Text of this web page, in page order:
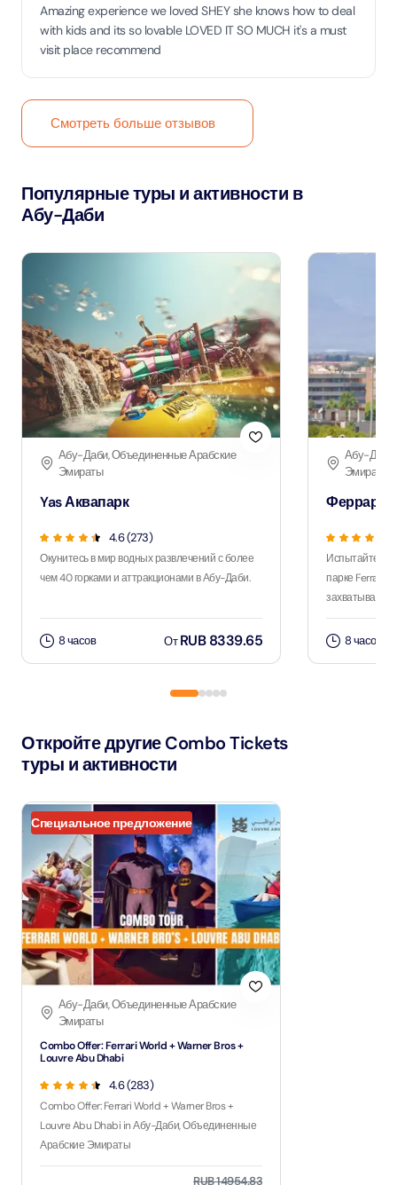
Amazing experience we loved SHEY she knows how to deal
with kids and its so lovable LOVED IT SO MUCH it's a must
visit place recommend
Смотреть больше отзывов
Популярные туры и активности в
Абу-Даби
Абу-Даби, Объединенные Арабские
Эмираты
Yas Аквапарк
4.6 (273)
Окунитесь в мир водных развлечений с более
чем 40 горками и аттракционами в Абу-Даби.
8 часов ОтRUB 8339.65
Абу-
Эмираты
Феррари
Испытайте
парке Ferrari с
8 часов
Откройте другие Combo Tickets
туры и активности
Специальное предложение
Абу-Даби, Объединенные Арабские
Эмираты
Combo Offer: Ferrari World + Warner Bros +
Louvre Abu Dhabi
4.6 (283)
Combo Offer: Ferrari World + Warner Bros +
Louvre Abu Dhabi in Абу-Даби, Объединенные
Арабские Эмираты
RUB 14954.83